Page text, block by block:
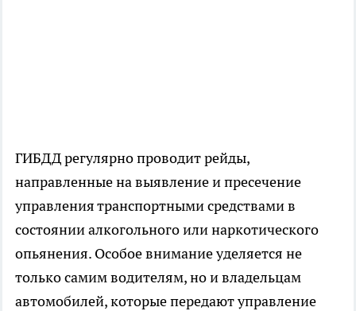
ГИБДД регулярно проводит рейды,
направленные на выявление и пресечение
управления транспортными средствами в
состоянии алкогольного или наркотического
опьянения. Особое внимание уделяется не
только самим водителям, но и владельцам
автомобилей, которые передают управление